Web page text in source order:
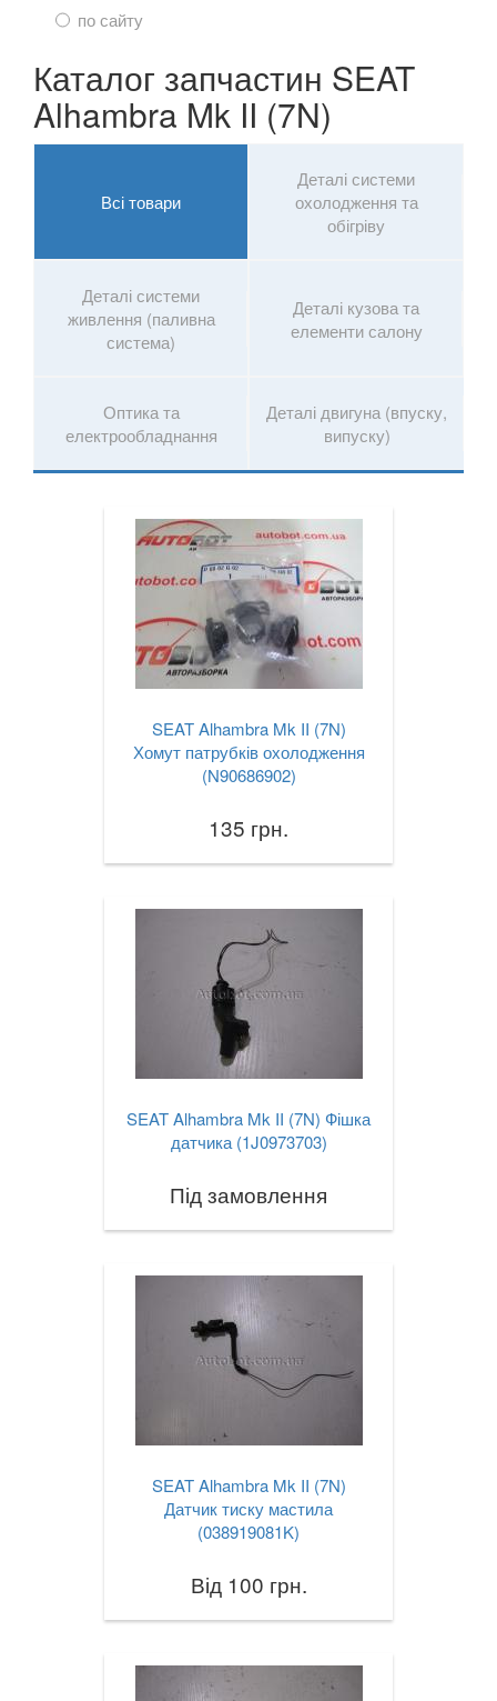
по сайту
Каталог запчастин SEAT
Alhambra Mk II (7N)
Всі товари
Деталі системи
охолодження та
обігріву
Деталі системи
живлення (паливна
система)
Деталі кузова та
елементи салону
Оптика та
електрообладнання
Деталі двигуна (впуску,
випуску)
SEAT Alhambra Mk II (7N)
Хомут патрубків охолодження
(N90686902)
135 грн.
SEAT Alhambra Mk II (7N) Фішка
датчика (1J0973703)
Під замовлення
SEAT Alhambra Mk II (7N)
Датчик тиску мастила
(038919081K)
Від 100 грн.